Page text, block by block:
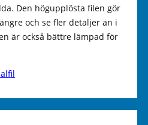
Den högupplösta filen gör
och se fler detaljer än i
är också bättre lämpad för